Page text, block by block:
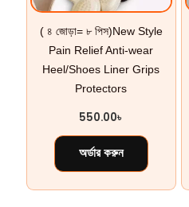
( ৪ জোড়া= ৮ পিস)New Style
Pain Relief Anti-wear
Heel/Shoes Liner Grips
Protectors
550.00৳
অর্ডার করুন